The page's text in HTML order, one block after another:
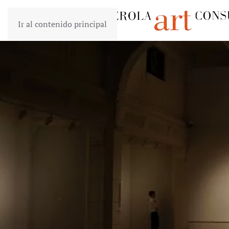
Ir al contenido principal